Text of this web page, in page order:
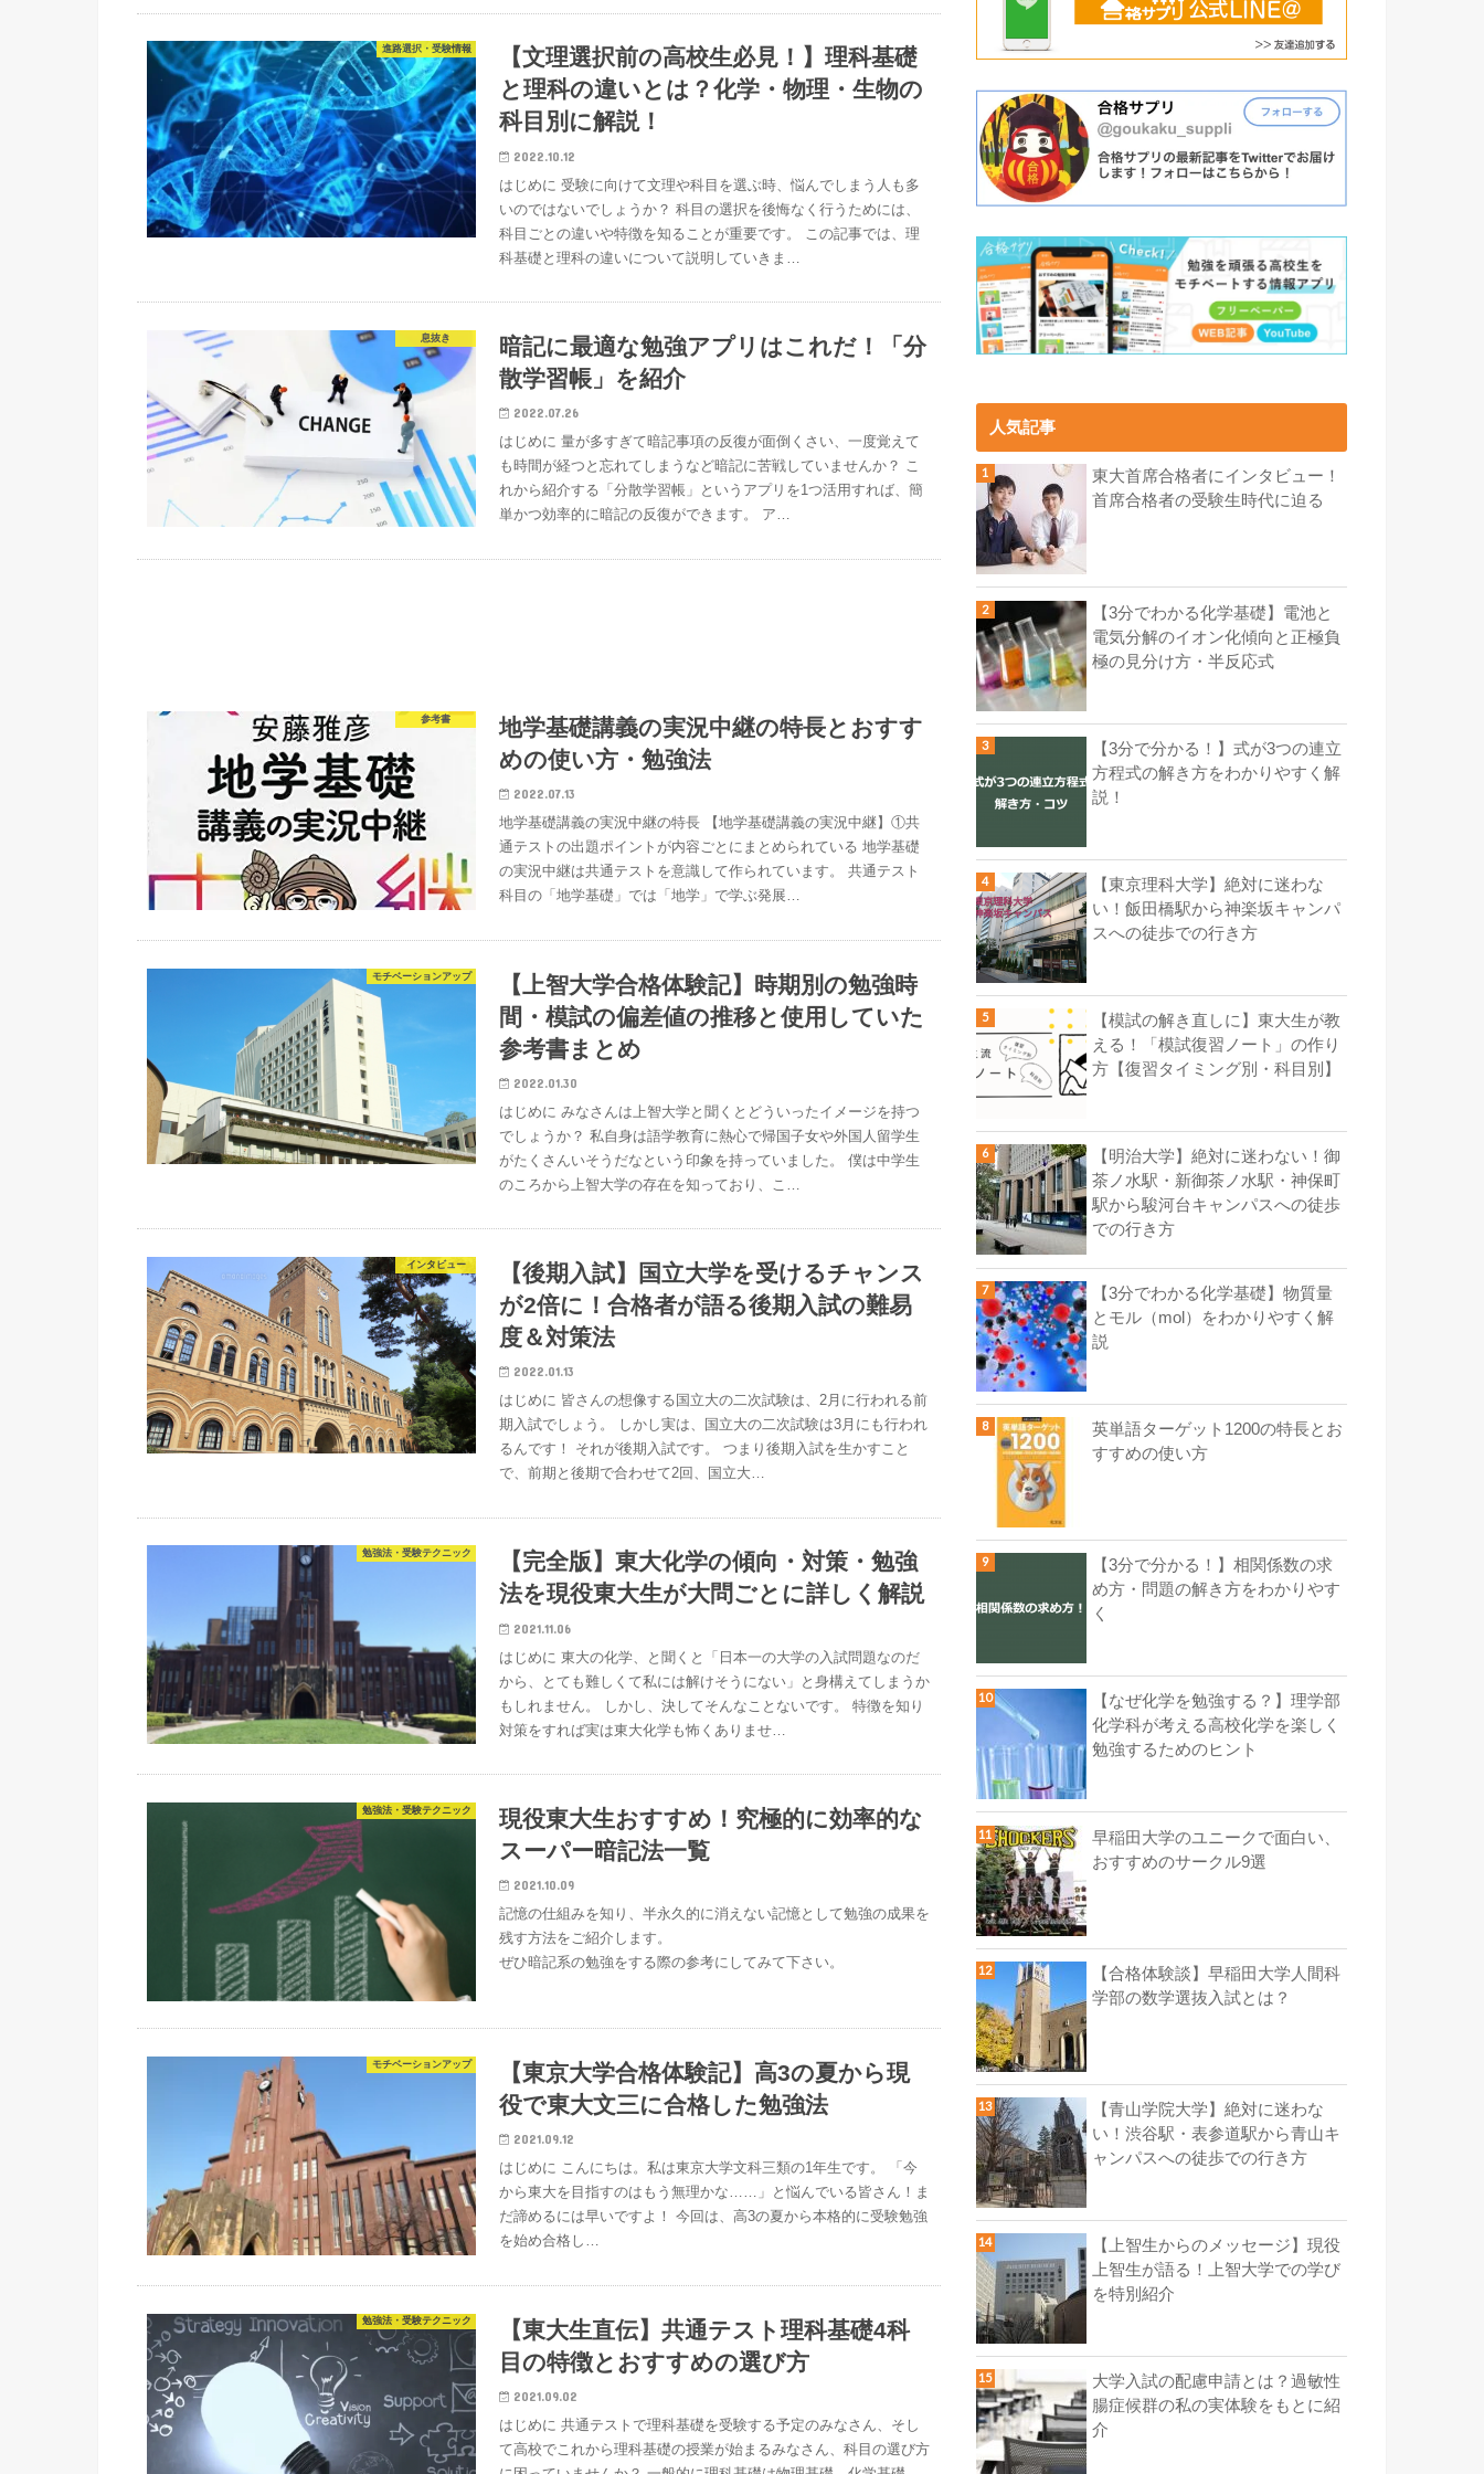
進路選択・受験情報
【文理選択前の高校生必見！】理科基礎
と理科の違いとは？化学・物理・生物の
科目別に解説！
2022.10.12
はじめに 受験に向けて文理や科目を選ぶ時、悩んでしまう人も多
いのではないでしょうか？ 科目の選択を後悔なく行うためには、
科目ごとの違いや特徴を知ることが重要です。 この記事では、理
科基礎と理科の違いについて説明していきま…
息抜き
暗記に最適な勉強アプリはこれだ！「分
散学習帳」を紹介
2022.07.26
はじめに 量が多すぎて暗記事項の反復が面倒くさい、一度覚えて
も時間が経つと忘れてしまうなど暗記に苦戦していませんか？ こ
れから紹介する「分散学習帳」というアプリを1つ活用すれば、簡
単かつ効率的に暗記の反復ができます。 ア…
参考書
地学基礎講義の実況中継の特長とおすす
めの使い方・勉強法
2022.07.13
地学基礎講義の実況中継の特長 【地学基礎講義の実況中継】①共
通テストの出題ポイントが内容ごとにまとめられている 地学基礎
の実況中継は共通テストを意識して作られています。 共通テスト
科目の「地学基礎」では「地学」で学ぶ発展…
モチベーションアップ
【上智大学合格体験記】時期別の勉強時
間・模試の偏差値の推移と使用していた
参考書まとめ
2022.01.30
はじめに みなさんは上智大学と聞くとどういったイメージを持つ
でしょうか？ 私自身は語学教育に熱心で帰国子女や外国人留学生
がたくさんいそうだなという印象を持っていました。 僕は中学生
のころから上智大学の存在を知っており、こ…
インタビュー
【後期入試】国立大学を受けるチャンス
が2倍に！合格者が語る後期入試の難易
度＆対策法
2022.01.13
はじめに 皆さんの想像する国立大の二次試験は、2月に行われる前
期入試でしょう。 しかし実は、国立大の二次試験は3月にも行われ
るんです！ それが後期入試です。 つまり後期入試を生かすこと
で、前期と後期で合わせて2回、国立大…
勉強法・受験テクニック
【完全版】東大化学の傾向・対策・勉強
法を現役東大生が大問ごとに詳しく解説
2021.11.06
はじめに 東大の化学、と聞くと「日本一の大学の入試問題なのだ
から、とても難しくて私には解けそうにない」と身構えてしまうか
もしれません。 しかし、決してそんなことないです。 特徴を知り
対策をすれば実は東大化学も怖くありませ…
勉強法・受験テクニック
現役東大生おすすめ！究極的に効率的な
スーパー暗記法一覧
2021.10.09
記憶の仕組みを知り、半永久的に消えない記憶として勉強の成果を
残す方法をご紹介します。
ぜひ暗記系の勉強をする際の参考にしてみて下さい。
モチベーションアップ
【東京大学合格体験記】高3の夏から現
役で東大文三に合格した勉強法
2021.09.12
はじめに こんにちは。私は東京大学文科三類の1年生です。 「今
から東大を目指すのはもう無理かな……」と悩んでいる皆さん！ま
だ諦めるには早いですよ！ 今回は、高3の夏から本格的に受験勉強
を始め合格し…
勉強法・受験テクニック
【東大生直伝】共通テスト理科基礎4科
目の特徴とおすすめの選び方
2021.09.02
はじめに 共通テストで理科基礎を受験する予定のみなさん、そし
て高校でこれから理科基礎の授業が始まるみなさん、科目の選び方
人気記事
東大首席合格者にインタビュー！
首席合格者の受験生時代に迫る
【3分でわかる化学基礎】電池と
電気分解のイオン化傾向と正極負
極の見分け方・半反応式
【3分で分かる！】式が3つの連立
方程式の解き方をわかりやすく解
説！
【東京理科大学】絶対に迷わな
い！飯田橋駅から神楽坂キャンパ
スへの徒歩での行き方
【模試の解き直しに】東大生が教
える！「模試復習ノート」の作り
方【復習タイミング別・科目別】
【明治大学】絶対に迷わない！御
茶ノ水駅・新御茶ノ水駅・神保町
駅から駿河台キャンパスへの徒歩
での行き方
【3分でわかる化学基礎】物質量
とモル（mol）をわかりやすく解
説
英単語ターゲット1200の特長とお
すすめの使い方
【3分で分かる！】相関係数の求
め方・問題の解き方をわかりやす
く
【なぜ化学を勉強する？】理学部
化学科が考える高校化学を楽しく
勉強するためのヒント
早稲田大学のユニークで面白い、
おすすめのサークル9選
【合格体験談】早稲田大学人間科
学部の数学選抜入試とは？
【青山学院大学】絶対に迷わな
い！渋谷駅・表参道駅から青山キ
ャンパスへの徒歩での行き方
【上智生からのメッセージ】現役
上智生が語る！上智大学での学び
を特別紹介
大学入試の配慮申請とは？過敏性
腸症候群の私の実体験をもとに紹
介